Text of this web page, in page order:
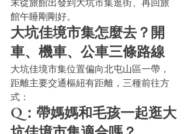
末從旅館出發到大坑市集逛街、再回旅
館午睡剛剛好。
大坑佳境市集怎麼去？開
車、機車、公車三條路線
大坑佳境市集位置偏向北屯山區一帶，
距離主要交通樞紐有距離，三種前往方
式：
Q：帶媽媽和毛孩一起逛大